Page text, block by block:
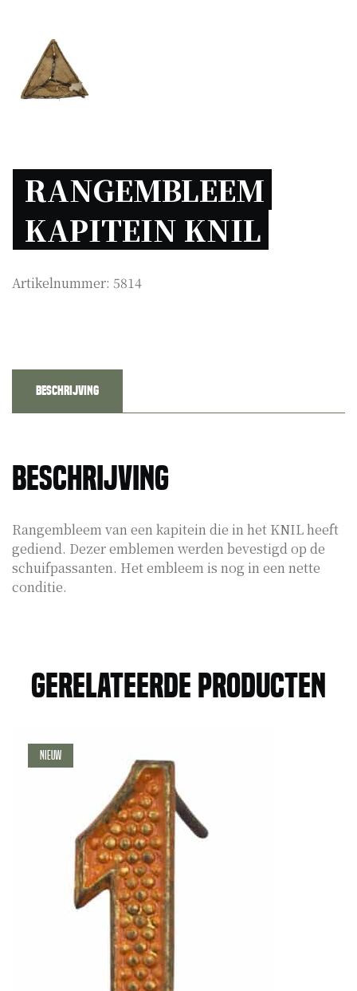
RANGEMBLEEM
KAPITEIN KNIL
Artikelnummer: 5814
Beschrijving
Beschrijving
Rangembleem van een kapitein die in het KNIL heeft
gediend. Dezer emblemen werden bevestigd op de
schuifpassanten. Het embleem is nog in een nette
conditie.
Gerelateerde producten
Nieuw